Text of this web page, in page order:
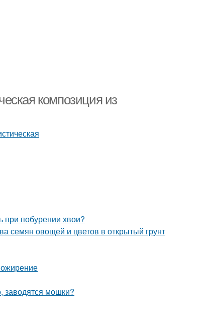
композиция из
при побурении хвои?
семян овощей и цветов в открытый грунт
заводятся мошки?